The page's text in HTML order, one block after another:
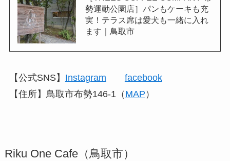
勢運動公園店］パンもケーキも充
実！テラス席は愛犬も一緒に入れ
ます｜鳥取市
【公式SNS】 Instagram
facebook
【住所】鳥取市布勢146-1（ MAP ）
Riku One Cafe（鳥取市）